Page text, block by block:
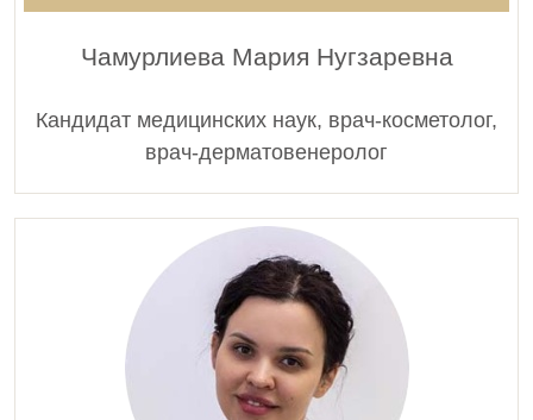
Чамурлиева Мария Нугзаревна
Кандидат медицинских наук, врач-косметолог,
врач-дерматовенеролог